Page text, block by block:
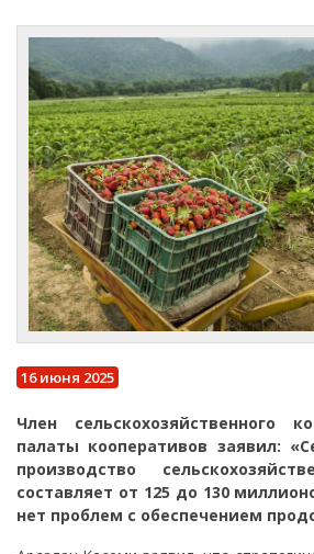
16 июня 2025
Член сельскохозяйственного
палаты кооперативов заявил:
производство
составляет от 125 до 130
нет проблем с обеспечением